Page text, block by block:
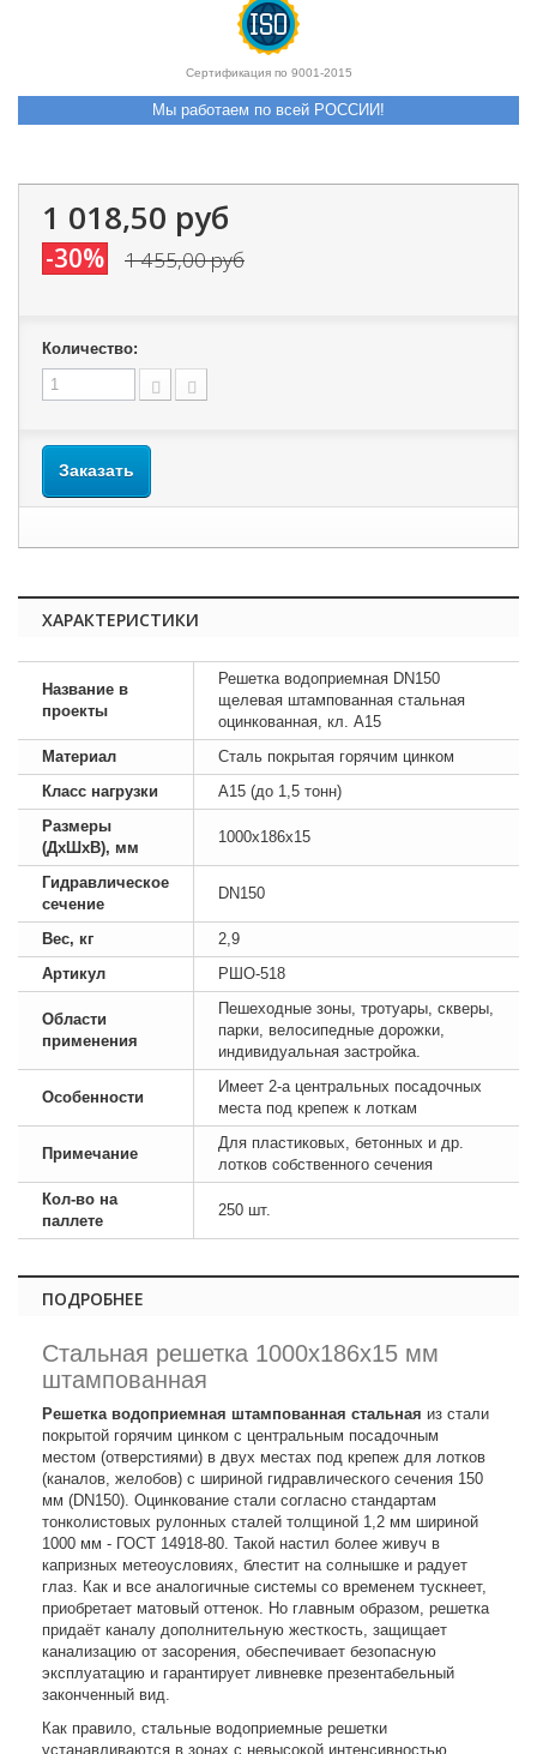
Сертификация по 9001-2015
Мы работаем по всей РОССИИ!
1 018,50 руб
-30% 1 455,00 руб
Количество:
Заказать
ХАРАКТЕРИСТИКИ
Название в
проекты
Решетка водоприемная DN150
щелевая штампованная стальная
оцинкованная, кл. A15
Материал
Сталь покрытая горячим цинком
Класс нагрузки
A15 (до 1,5 тонн)
Размеры
(ДхШхВ), мм
1000х186х15
Гидравлическое
сечение
DN150
Вес, кг
2,9
Артикул
РШО-518
Области
применения
Пешеходные зоны, тротуары, скверы,
парки, велосипедные дорожки,
индивидуальная застройка.
Особенности
Имеет 2-а центральных посадочных
места под крепеж к лоткам
Примечание
Для пластиковых, бетонных и др.
лотков собственного сечения
Кол-во на
паллете
250 шт.
ПОДРОБНЕЕ
Стальная решетка 1000х186х15 мм
штампованная
Решетка водоприемная штампованная стальная из стали
покрытой горячим цинком с центральным посадочным
местом (отверстиями) в двух местах под крепеж для лотков
(каналов, желобов) с шириной гидравлического сечения 150
мм (DN150). Оцинкование стали согласно стандартам
тонколистовых рулонных сталей толщиной 1,2 мм шириной
1000 мм - ГОСТ 14918-80. Такой настил более живуч в
капризных метеоусловиях, блестит на солнышке и радует
глаз. Как и все аналогичные системы со временем тускнеет,
приобретает матовый оттенок. Но главным образом, решетка
придаёт каналу дополнительную жесткость, защищает
канализацию от засорения, обеспечивает безопасную
эксплуатацию и гарантирует ливневке презентабельный
законченный вид.
Как правило, стальные водоприемные решетки
устанавливаются в зонах с невысокой интенсивностью